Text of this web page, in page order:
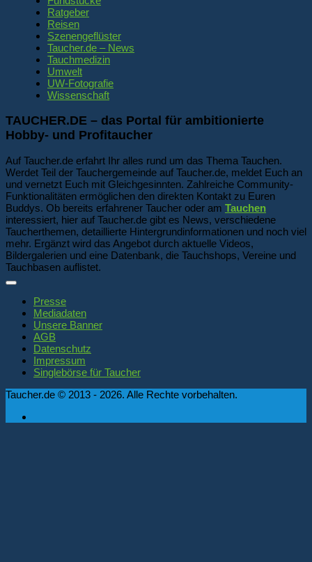
Ratgeber
Reisen
Szenengeflüster
Taucher.de – News
Tauchmedizin
Umwelt
UW-Fotografie
Wissenschaft
TAUCHER.DE – das Portal für ambitionierte
Hobby- und Profitaucher
Auf Taucher.de erfahrt Ihr alles rund um das Thema Tauchen.
Werdet Teil der Tauchergemeinde auf Taucher.de, meldet Euch an
und vernetzt Euch mit Gleichgesinnten. Zahlreiche Community-
Funktionalitäten ermöglichen den direkten Kontakt zu Euren
Buddys. Ob bereits erfahrener Taucher oder am Tauchen
interessiert, hier auf Taucher.de gibt es News, verschiedene
Taucherthemen, detaillierte Hintergrundinformationen und noch viel
mehr. Ergänzt wird das Angebot durch aktuelle Videos,
Bildergalerien und eine Datenbank, die Tauchshops, Vereine und
Tauchbasen auflistet.
Presse
Mediadaten
Unsere Banner
AGB
Datenschutz
Impressum
Singlebörse für Taucher
Taucher.de © 2013 - 2026. Alle Rechte vorbehalten.